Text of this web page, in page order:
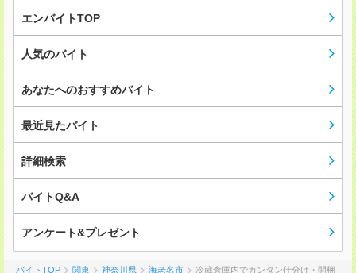
エンバイトTOP
人気のバイト
あなたへのおすすめバイト
最近見たバイト
詳細検索
バイトQ&A
アンケート&プレゼント
バイトTOP 関東 神奈川県 海老名市 冷蔵倉庫内でカンタン仕分け・開梱